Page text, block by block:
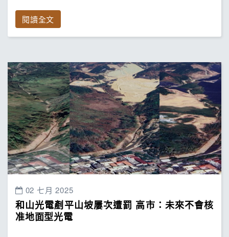
閱讀全文
02 七月 2025
和山光電剷平山坡屢次遭罰 高市：未來不會核
准地面型光電